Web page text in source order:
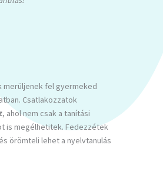
merüljenek fel gyermeked
Csatlakozzatok
, ahol nem csak a tanítási
is megélhetitek. Fedezzétek
örömteli lehet a nyelvtanulás